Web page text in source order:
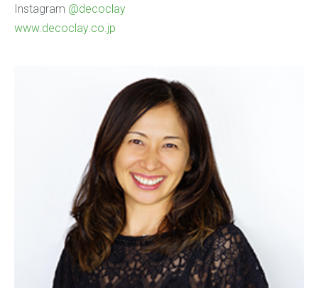
Instagram @decoclay
www.decoclay.co.jp